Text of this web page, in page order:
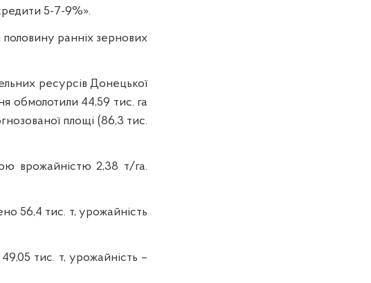
5-7-9%».
ранніх зернових
ресурсів Донецької
обмолотили 44,59 тис. га
площі (86,3 тис.
врожайністю 2,38 т/га.
56,4 тис. т, урожайність
тис. т, урожайність –